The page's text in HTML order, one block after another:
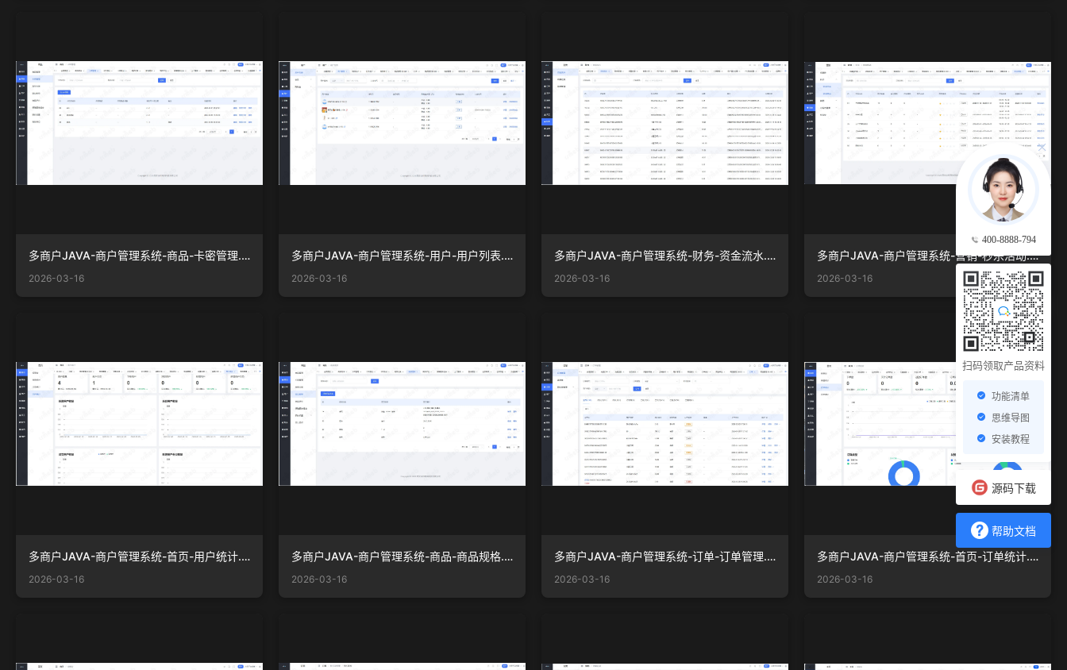
400-8888-794
扫码领取产品资料
功能清单
思维导图
安装教程
源码下载
帮助文档
多商户JAVA-商户管理系统-商品-卡密管理.png
2026-03-16
多商户JAVA-商户管理系统-用户-用户列表.png
2026-03-16
多商户JAVA-商户管理系统-财务-资金流水.png
2026-03-16
多商户JAVA-商户管理系统-营销-秒杀活动.png
2026-03-16
多商户JAVA-商户管理系统-首页-用户统计.png
2026-03-16
多商户JAVA-商户管理系统-商品-商品规格.png
2026-03-16
多商户JAVA-商户管理系统-订单-订单管理.png
2026-03-16
多商户JAVA-商户管理系统-首页-订单统计.png
2026-03-16